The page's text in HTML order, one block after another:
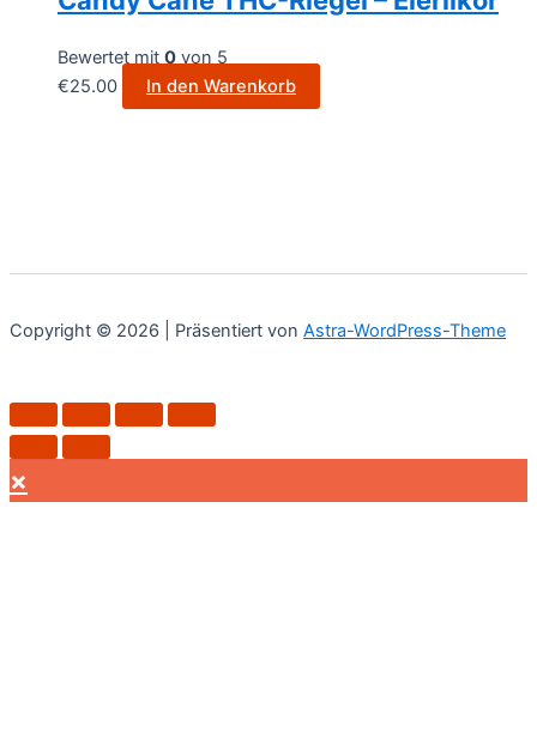
Bewertet mit 0 von 5
€25.00 In den Warenkorb
Copyright © 2026 | Präsentiert von Astra-WordPress-Theme
×